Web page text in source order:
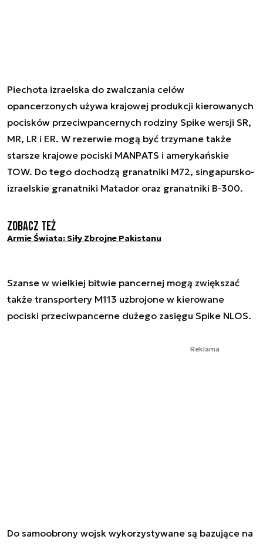
Piechota izraelska do zwalczania celów
opancerzonych używa krajowej produkcji kierowanych
pocisków przeciwpancernych rodziny Spike wersji SR,
MR, LR i ER. W rezerwie mogą być trzymane także
starsze krajowe pociski MANPATS i amerykańskie
TOW. Do tego dochodzą granatniki M72, singapursko-
izraelskie granatniki Matador oraz granatniki B-300.
Zobacz też
Armie Świata: Siły Zbrojne Pakistanu
Szanse w wielkiej bitwie pancernej mogą zwiększać
także transportery M113 uzbrojone w kierowane
pociski przeciwpancerne dużego zasięgu Spike NLOS.
Reklama
Do samoobrony wojsk wykorzystywane są bazujące na